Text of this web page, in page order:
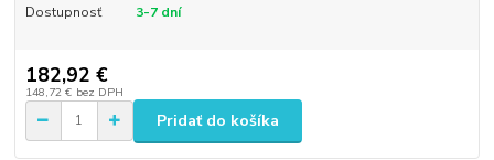
Dostupnosť 3-7 dní
182,92 €
148,72 € bez DPH
Pridať do košíka